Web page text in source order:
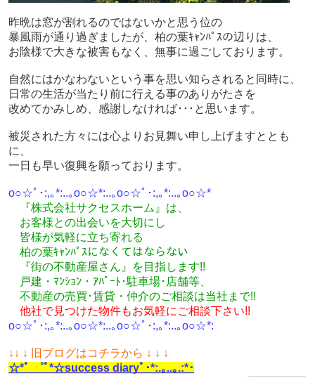
昨晩は窓が割れるのではないかと思う位の
暴風雨が通り過ぎましたが、柏の葉ｷｬﾝﾊﾟｽの辺りは、
お陰様で大きな被害もなく、無事に過ごしております。
自然にはかなわないという事を思い知らされると同時に、
日常の生活が当たり前に行える事のありがたさを
改めてかみしめ、感謝しなければ･･･と思います。
被災された方々には心よりお見舞い申し上げますととも
に、
一日も早い復興を願っております。
o○☆ﾟ･:,｡*:..｡o○☆*:..｡o○☆ﾟ･:,｡*:..｡o○☆*
『株式会社サクセスホーム』は、
お客様との出会いを大切にし
皆様が気軽に立ち寄れる
柏の葉ｷｬﾝﾊﾟｽになくてはならない
『街の不動産屋さん』を目指します!!
戸建・ﾏﾝｼｮﾝ・ｱﾊﾟｰﾄ･駐車場･店舗等、
不動産の売買･賃貸・仲介のご相談は当社まで!!
他社で見つけた物件もお気軽にご相談下さい!!
o○☆ﾟ･:,｡*:..｡o○☆*:..｡o○☆ﾟ･:,｡*:..｡o○☆*:
↓ ↓ ↓ 旧ブログはコチラから ↓ ↓ ↓
☆*ﾟ ゜ﾟ*☆success diaryﾟ･*:.｡..｡.:*･